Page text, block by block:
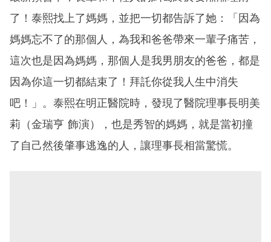
了！泰熙找上了媽媽，並把一切都告訴了她：「因為
媽媽忘不了的那個人，為我和爸爸帶來一輩子痛苦，
這次也是因為媽媽，那個人是我男朋友的爸爸，都是
因為你這一切都結束了！拜託你從我人生中消失
吧！」。泰熙在明正醫院時，發現了醫院理事長明美
莉（金瑞亨 飾演），也是秀智的媽媽，就是當初撞
了自己然後肇事逃逸的人，讓理事長相當驚慌。